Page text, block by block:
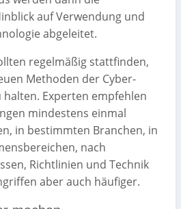
auf Verwendung und
abgeleitet.
regelmäßig stattfinden,
Methoden der Cyber-
Experten empfehlen
mindestens einmal
in bestimmten Branchen, in
nach
Richtlinien und Technik
aber auch häufiger.